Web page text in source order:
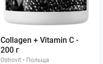
Collagen + Vitamin C -
200 г
Ostrovit • Польща